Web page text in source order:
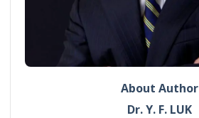
About Author
Dr. Y. F. LUK